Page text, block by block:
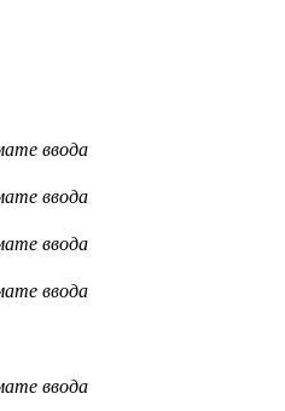
ввода
ввода
ввода
ввода
ввода